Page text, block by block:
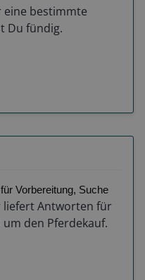
eine bestimmte
Du fündig.
Vorbereitung, Suche
liefert Antworten für
den Pferdekauf.